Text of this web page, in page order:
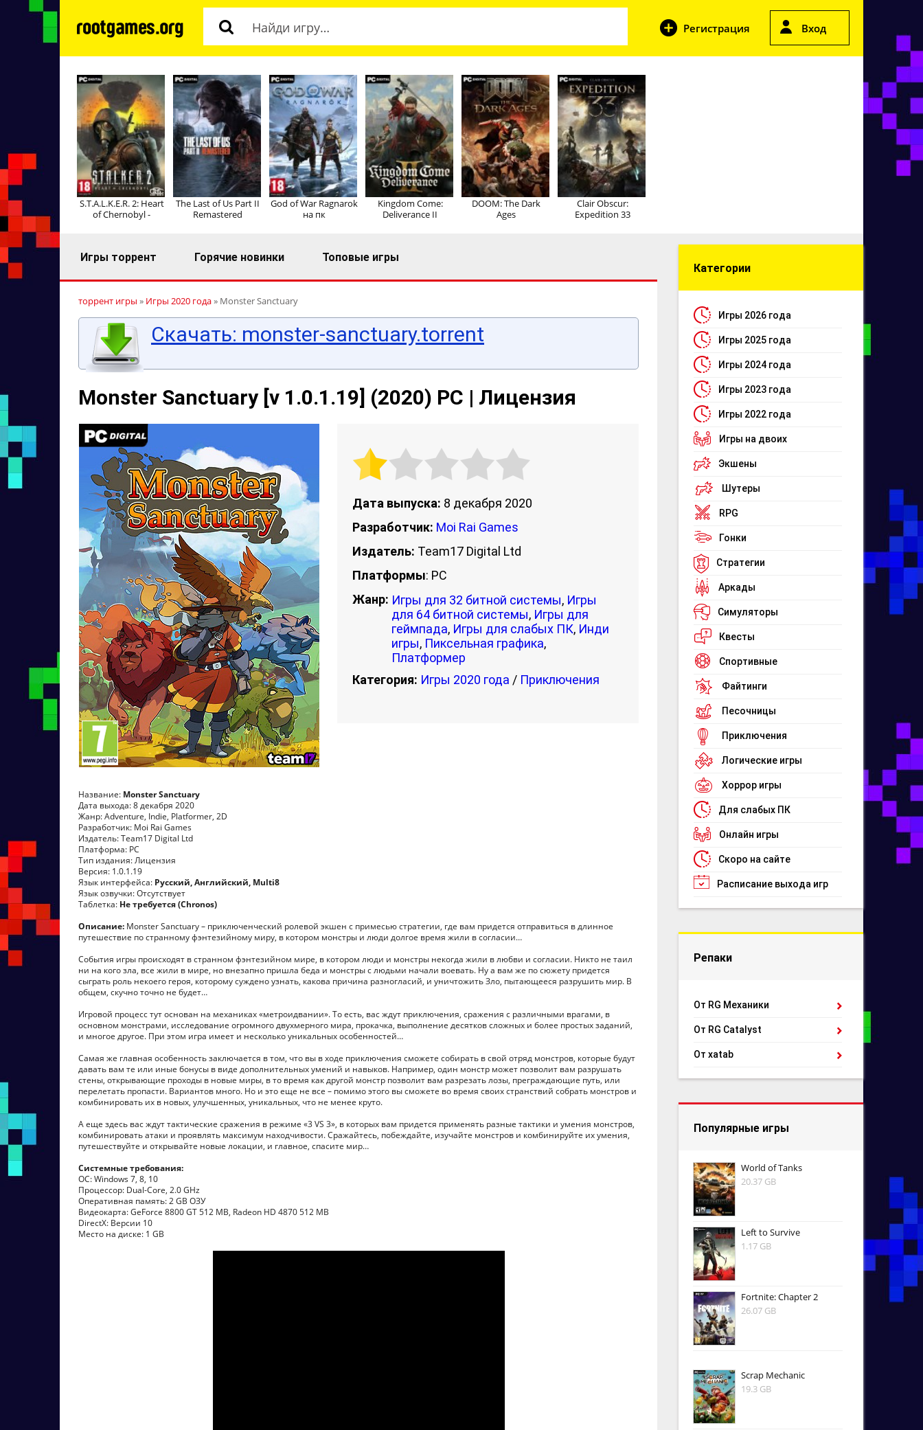
Регистрация Вход
S.T.A.L.K.E.R. 2: Heart
of Chernobyl -
The Last of Us Part II
Remastered
God of War Ragnarok
на пк
Kingdom Come:
Deliverance II
DOOM: The Dark
Ages
Clair Obscur:
Expedition 33
Игры торрент Горячие новинки Топовые игры
торрент игры » Игры 2020 года» Monster Sanctuary
Скачать: monster-sanctuary.torrent
Monster Sanctuary [v 1.0.1.19] (2020) PC | Лицензия
Дата выпуска: 8 декабря 2020
Разработчик: Moi Rai Games
Издатель: Team17 Digital Ltd
Платформы: PC
Жанр: Игры для 32 битной системы, Игры
для 64 битной системы, Игры для
геймпада, Игры для слабых ПК, Инди
игры, Пиксельная графика,
Платформер
Категория: Игры 2020 года / Приключения
Название: Monster Sanctuary
Дата выхода: 8 декабря 2020
Жанр: Adventure, Indie, Platformer, 2D
Разработчик: Moi Rai Games
Издатель: Team17 Digital Ltd
Платформа: PC
Тип издания: Лицензия
Версия: 1.0.1.19
Язык интерфейса: Русский, Английский, Multi8
Язык озвучки: Отсутствует
Таблетка: Не требуется (Chronos)
Описание: Monster Sanctuary – приключенческий ролевой экшен с примесью стратегии, где вам придется отправиться в длинное
путешествие по странному фэнтезийному миру, в котором монстры и люди долгое время жили в согласии…
События игры происходят в странном фэнтезийном мире, в котором люди и монстры некогда жили в любви и согласии. Никто не таил
ни на кого зла, все жили в мире, но внезапно пришла беда и монстры с людьми начали воевать. Ну а вам же по сюжету придется
сыграть роль некоего героя, которому суждено узнать, какова причина разногласий, и уничтожить Зло, пытающееся разрушить мир. В
общем, скучно точно не будет…
Игровой процесс тут основан на механиках «метроидвании». То есть, вас ждут приключения, сражения с различными врагами, в
основном монстрами, исследование огромного двухмерного мира, прокачка, выполнение десятков сложных и более простых заданий,
и многое другое. При этом игра имеет и несколько уникальных особенностей…
Самая же главная особенность заключается в том, что вы в ходе приключения сможете собирать в свой отряд монстров, которые будут
давать вам те или иные бонусы в виде дополнительных умений и навыков. Например, один монстр может позволит вам разрушать
стены, открывающие проходы в новые миры, в то время как другой монстр позволит вам разрезать лозы, преграждающие путь, или
перелетать пропасти. Вариантов много. Но и это еще не все – помимо этого вы сможете во время своих странствий собрать монстров и
комбинировать их в новых, улучшенных, уникальных, что не менее круто.
А еще здесь вас ждут тактические сражения в режиме «3 VS 3», в которых вам придется применять разные тактики и умения монстров,
комбинировать атаки и проявлять максимум находчивости. Сражайтесь, побеждайте, изучайте монстров и комбинируйте их умения,
путешествуйте и открывайте новые локации, и главное, спасите мир…
Системные требования:
ОС: Windows 7, 8, 10
Процессор: Dual-Core, 2.0 GHz
Оперативная память: 2 GB ОЗУ
Видеокарта: GeForce 8800 GT 512 MB, Radeon HD 4870 512 MB
DirectX: Версии 10
Место на диске: 1 GB
Категории
Игры 2026 года
Игры 2025 года
Игры 2024 года
Игры 2023 года
Игры 2022 года
Игры на двоих
Экшены
Шутеры
RPG
Гонки
Стратегии
Аркады
Симуляторы
Квесты
Спортивные
Файтинги
Песочницы
Приключения
Логические игры
Хоррор игры
Для слабых ПК
Онлайн игры
Скоро на сайте
Расписание выхода игр
Репаки
От RG Механики
От RG Catalyst
От xatab
Популярные игры
World of Tanks
20.37 GB
Left to Survive
1.17 GB
Fortnite: Chapter 2
26.07 GB
Scrap Mechanic
19.3 GB